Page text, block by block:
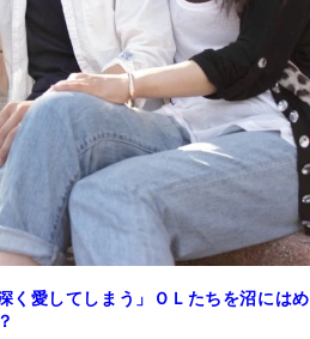
く愛してしまう」ＯＬたちを沼にはめ